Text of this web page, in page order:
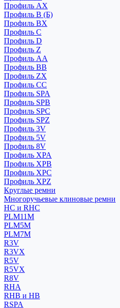
Профиль AX
Профиль B (Б)
Профиль BX
Профиль C
Профиль D
Профиль Z
Профиль АА
Профиль BB
Профиль ZX
Профиль CC
Профиль SPA
Профиль SPB
Профиль SPC
Профиль SPZ
Профиль 3V
Профиль 5V
Профиль 8V
Профиль XPA
Профиль XPB
Профиль XPC
Профиль XPZ
Круглые ремни
Многоручьевые клиновые ремни
HC и RHC
PLM11M
PLM5M
PLM7M
R3V
R3VX
R5V
R5VX
R8V
RHA
RHB и HB
RSPA